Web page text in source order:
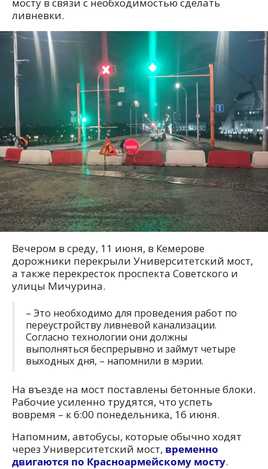
ливневки.
Вечером в среду, 11 июня, в Кемерове
дорожники перекрыли Университетский мост,
а также перекресток проспекта Советского и
улицы Мичурина.
– Это необходимо для проведения работ по
переустройству ливневой канализации.
Согласно технологии они должны
выполняться беспрерывно и займут четыре
выходных дня, – напомнили в мэрии.
На въезде на мост поставлены бетонные блоки.
Рабочие усиленно трудятся, что успеть
вовремя – к 6:00 понедельника, 16 июня.
Напомним, автобусы, которые обычно ходят
через Университетский мост, временно
двигаются по Красноармейскому мосту.